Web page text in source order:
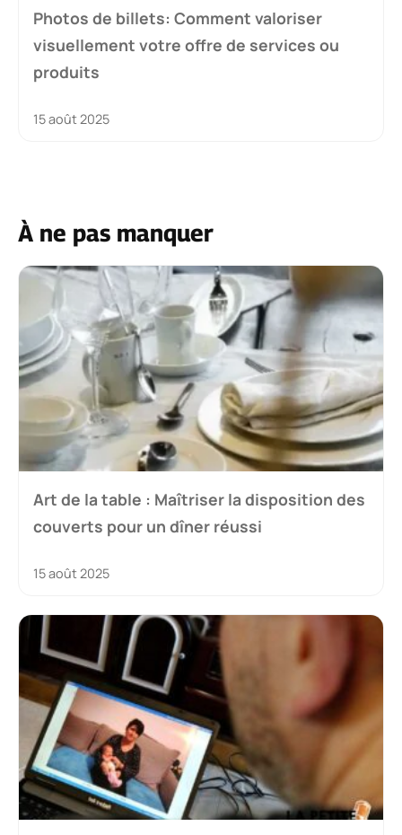
Photos de billets: Comment valoriser
visuellement votre offre de services ou
produits
15 août 2025
À ne pas manquer
Art de la table : Maîtriser la disposition des
couverts pour un dîner réussi
15 août 2025